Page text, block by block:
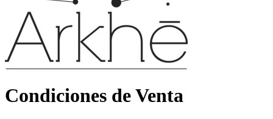
Condiciones de Venta